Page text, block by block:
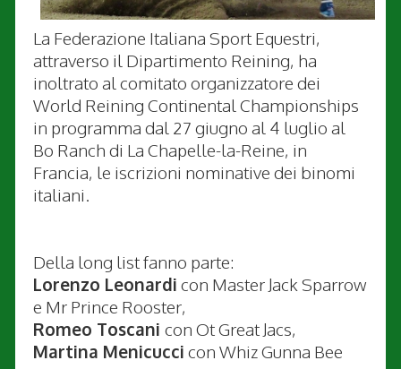
La Federazione Italiana Sport Equestri,
attraverso il Dipartimento Reining, ha
inoltrato al comitato organizzatore dei
World Reining Continental Championships
in programma dal 27 giugno al 4 luglio al
Bo Ranch di La Chapelle-la-Reine, in
Francia, le iscrizioni nominative dei binomi
italiani.
Della long list fanno parte:
Lorenzo Leonardi con Master Jack Sparrow
e Mr Prince Rooster,
Romeo Toscani con Ot Great Jacs,
Martina Menicucci con Whiz Gunna Bee